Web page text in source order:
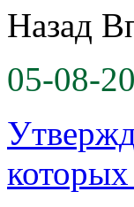
Назад
05-08-